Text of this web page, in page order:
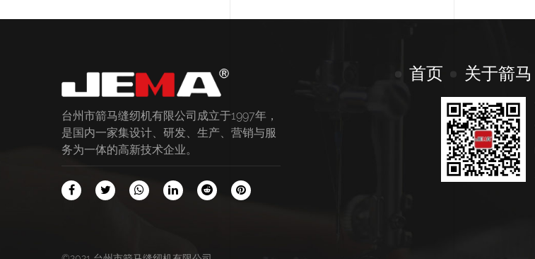
台州市箭马缝纫机有限公司成立于1997年，
是国内一家集设计、研发、生产、营销与服
务为一体的高新技术企业。
首页 关于箭马